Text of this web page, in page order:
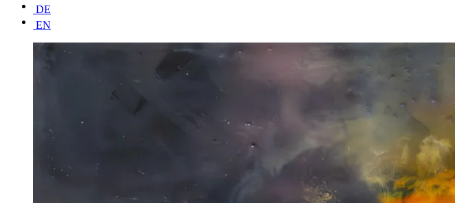
DE
EN